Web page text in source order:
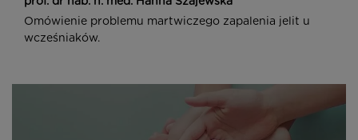
Omówienie problemu martwiczego zapalenia jelit u
wcześniaków.